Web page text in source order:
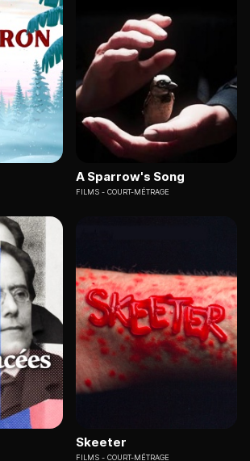
A Sparrow's Song
FILMS COURT-MÉTRAGE
Skeeter
FILMS COURT-MÉTRAGE